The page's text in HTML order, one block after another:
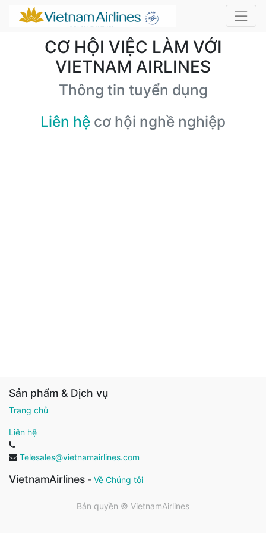
CƠ HỘI VIỆC LÀM VỚI
VIETNAM AIRLINES
Thông tin tuyển dụng
Liên hệ cơ hội nghề nghiệp
Sản phẩm & Dịch vụ
Trang chủ
Liên hệ
Telesales@vietnamairlines.com
VietnamAirlines - Về Chúng tôi
Bản quyền © VietnamAirlines